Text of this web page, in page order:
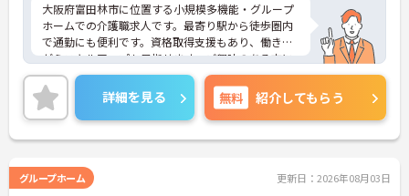
大阪府富田林市に位置する小規模多機能・グループ
ホームでの介護職求人です。最寄り駅から徒歩圏内
で通勤にも便利です。資格取得支援もあり、働きな
がらスキルアップも目指せます。ご興味のある方に
は、面接対策ポイントなど、さらに詳細をお話しい
たしますのでお気軽にご相談ください！
詳細を見る 無料 紹介してもらう
グループホーム 更新日：2026年08月03日